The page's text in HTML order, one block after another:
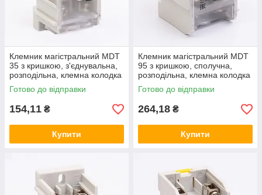
Клемник магістральний MDT
35 з кришкою, з'єднувальна,
розподільна, клемна колодка
SV35
Готово до відправки
154,11 ₴
Купити
Клемник магістральний MDT
95 з кришкою, сполучна,
розподільна, клемна колодка
SV95
Готово до відправки
264,18 ₴
Купити